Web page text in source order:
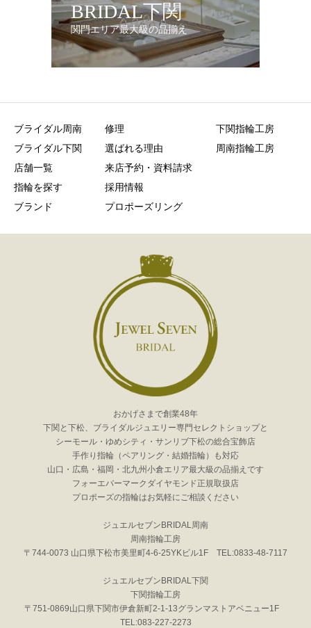
BRIDAL下関
関門エリア最大級の品揃え
ブライダル周南
ブライダル下関
店舗一覧
指輪を探す
ブランド
修理
選ばれる理由
来店予約・資料請求
採用情報
プロポーズリング
下関指輪工房
周南指輪工房
おかげさまで創業48年
下関と下松、ブライダルジュエリー専門セレクトショップと
シーモール・ゆめシティ・サンリブ下松の総合宝飾店
手作り指輪（ペアリング・結婚指輪）も対応
山口・広島・福岡・北九州小倉エリア最大級の品揃えです
フォーエバーマークダイヤモンド正規取扱店
プロポーズの指輪はお気軽にご相談ください
ジュエルセブンBRIDAL周南
周南指輪工房
〒744-0073 山口県下松市美里町4-6-25YKビル1F TEL:0833-48-7117
ジュエルセブンBRIDAL下関
下関指輪工房
〒751-0869山口県下関市伊倉新町2-1-13グランマストアベニュー1F
TEL:083-227-2273